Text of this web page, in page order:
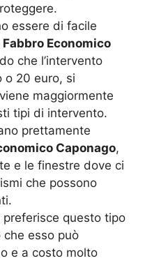
essere di facile
Fabbro Economico
che l’intervento
o 20 euro, si
maggiormente
tipi di intervento.
prettamente
Caponago,
e le finestre dove ci
che possono
questo tipo
esso può
e a costo molto